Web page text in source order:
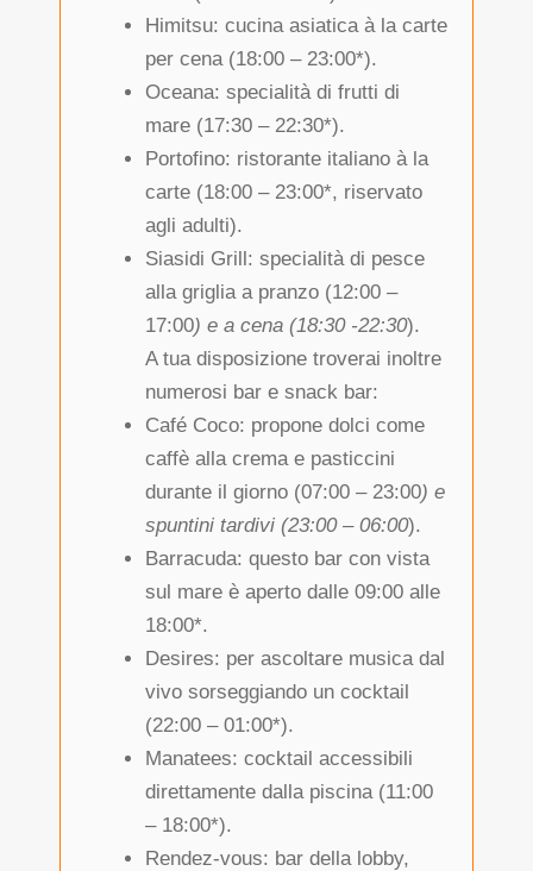
Himitsu: cucina asiatica à la carte
per cena (18:00 – 23:00*).
Oceana: specialità di frutti di
mare (17:30 – 22:30*).
Portofino: ristorante italiano à la
carte (18:00 – 23:00*, riservato
agli adulti).
Siasidi Grill: specialità di pesce
alla griglia a pranzo (12:00 –
17:00) e a cena (18:30 -22:30).
A tua disposizione troverai inoltre
numerosi bar e snack bar:
Café Coco: propone dolci come
caffè alla crema e pasticcini
durante il giorno (07:00 – 23:00) e
spuntini tardivi (23:00 – 06:00).
Barracuda: questo bar con vista
sul mare è aperto dalle 09:00 alle
18:00*.
Desires: per ascoltare musica dal
vivo sorseggiando un cocktail
(22:00 – 01:00*).
Manatees: cocktail accessibili
direttamente dalla piscina (11:00
– 18:00*).
Rendez-vous: bar della lobby,